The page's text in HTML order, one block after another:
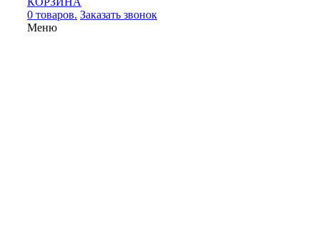
0 товаров. Заказать звонок
Меню